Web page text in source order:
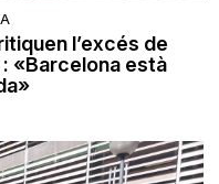
l’excés de
«Barcelona està